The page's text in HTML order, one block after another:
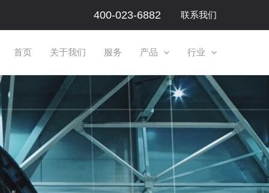
400-023-6882 联系我们
首页 关于我们 服务 产品 行业